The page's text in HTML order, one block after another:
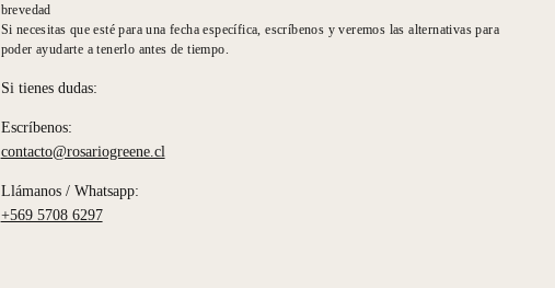
brevedad
Si necesitas que esté para una fecha específica, escríbenos y veremos las alternativas para
poder ayudarte a tenerlo antes de tiempo.
Si tienes dudas:
Escríbenos:
contacto@rosariogreene.cl
Llámanos / Whatsapp:
+569 5708 6297